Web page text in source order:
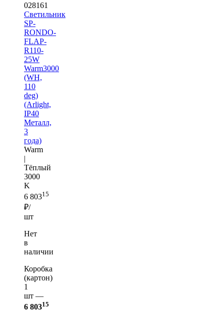
028161
Светильник
SP-
RONDO-
FLAP-
R110-
25W
Warm3000
(WH,
110
deg)
(Arlight,
IP40
Металл,
3
года)
Warm
|
Тёплый
3000
K
6 80315
₽/
шт
Нет
в
наличии
Коробка
(картон)
1
шт —
6 80315